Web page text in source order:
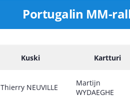
Portugalin MM-
Kuski Kartturi
Thierry NEUVILLE
Martijn
WYDAEGHE